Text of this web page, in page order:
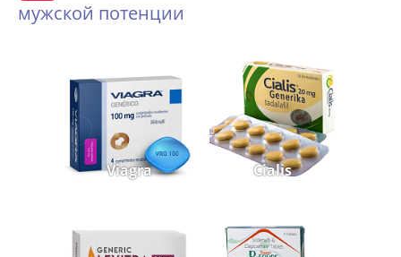
мужской потенции
Viagra Cialis